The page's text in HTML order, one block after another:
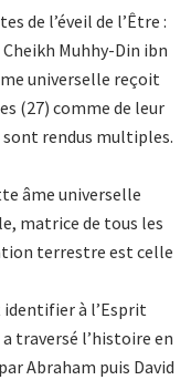
de l’éveil de l’Être :
Muhhy-Din ibn
universelle reçoit
(27) comme de leur
sont rendus multiples.
âme universelle
matrice de tous les
terrestre est celle
à l’Esprit
traversé l’histoire en
Abraham puis David